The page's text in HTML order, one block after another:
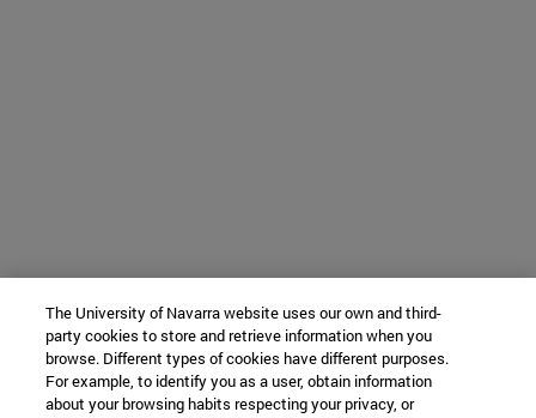
The University of Navarra website uses our own and third-
party cookies to store and retrieve information when you
browse. Different types of cookies have different purposes.
For example, to identify you as a user, obtain information
about your browsing habits respecting your privacy, or